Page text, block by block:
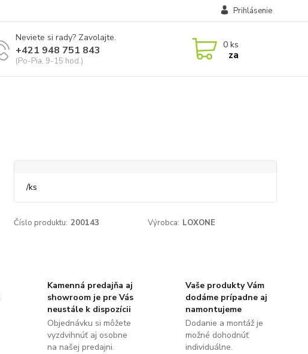
Prihlásenie
Neviete si rady? Zavolajte.
+421 948 751 843
(Po-Pia, 9-15 hod.)
0 ks
za
/ks
Číslo produktu: 200143 Výrobca: LOXONE
Kamenná predajňa aj
showroom je pre Vás
neustále k dispozícii
Objednávku si môžete
vyzdvihnúť aj osobne
na našej predajni.
Vaše produkty Vám
dodáme prípadne aj
namontujeme
Dodanie a montáž je
možné dohodnúť
individuálne.